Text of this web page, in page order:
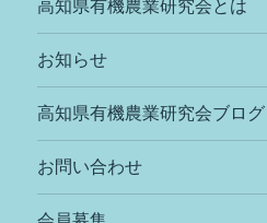
高知県有機農業研究会とは
お知らせ
高知県有機農業研究会ブログ
お問い合わせ